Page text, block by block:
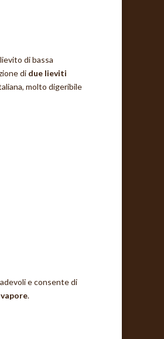
di bassa
di due lieviti
molto digeribile
e consente di
.